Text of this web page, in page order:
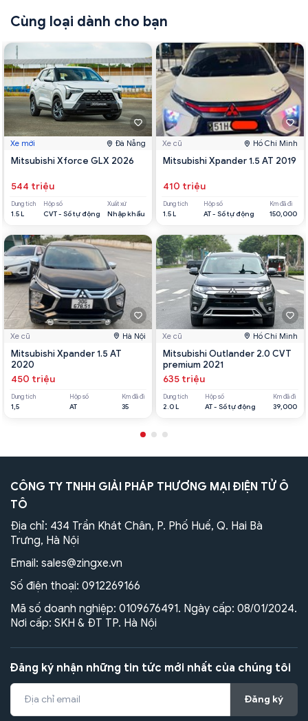
Cùng loại dành cho bạn
Xe mới Đà Nẵng
Mitsubishi Xforce GLX 2026
544 triệu
Dung tích
1.5 L
Hộp số
CVT - Số tự động
Xuất xứ
Nhập khẩu
Xe cũ Hà Nội
Mitsubishi Xpander 1.5 AT
2020
450 triệu
Dung tích
1,5
Hộp số
AT
Km đã đi
35
Xe cũ Hồ Chí Minh
Mitsubishi Xpander 1.5 AT 2019
410 triệu
Dung tích
1.5 L
Hộp số
AT - Số tự động
Km đã đi
150,000
Xe cũ Hồ Chí Minh
Mitsubishi Outlander 2.0 CVT
premium 2021
635 triệu
Dung tích
2.0 L
Hộp số
AT - Số tự động
Km đã đi
39,000
CÔNG TY TNHH GIẢI PHÁP THƯƠNG MẠI ĐIỆN TỬ Ô
TÔ
Địa chỉ: 434 Trần Khát Chân, P. Phố Huế, Q. Hai Bà
Trưng, Hà Nội
Email: sales@zingxe.vn
Số điện thoại: 0912269166
Mã số doanh nghiệp: 0109676491. Ngày cấp: 08/01/2024.
Nơi cấp: SKH & ĐT TP. Hà Nội
Đăng ký nhận những tin tức mới nhất của chúng tôi
Đăng ký